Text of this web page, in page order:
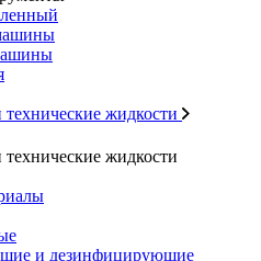
жидкости
жидкости
и дезинфицирующие